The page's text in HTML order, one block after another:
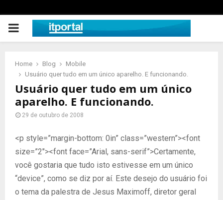
PRIMARY
Home Blog
Mobile
Usuário quer tudo em um único aparelho. E funcionando.
Usuário quer tudo em um único
aparelho. E funcionando.
29 de outubro de 2008
<p style=”margin-bottom: 0in” class=”western”><font
size=”2″><font face=”Arial, sans-serif”>Certamente,
você gostaria que tudo isto estivesse em um único
“device”, como se diz por aí. Este desejo do usuário foi
o tema da palestra de Jesus Maximoff, diretor geral